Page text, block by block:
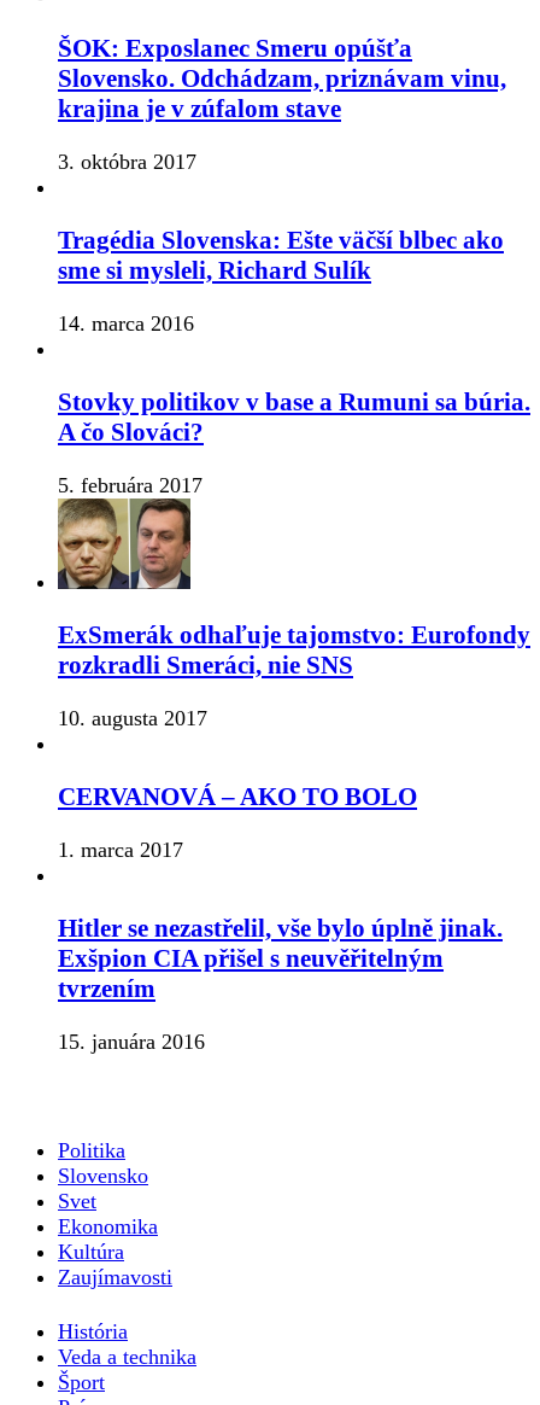
ŠOK: Exposlanec Smeru opúšťa
Slovensko. Odchádzam, priznávam vinu,
krajina je v zúfalom stave
3. októbra 2017
Tragédia Slovenska: Ešte väčší blbec ako
sme si mysleli, Richard Sulík
14. marca 2016
Stovky politikov v base a Rumuni sa búria.
A čo Slováci?
5. februára 2017
ExSmerák odhaľuje tajomstvo: Eurofondy
rozkradli Smeráci, nie SNS
10. augusta 2017
CERVANOVÁ – AKO TO BOLO
1. marca 2017
Hitler se nezastřelil, vše bylo úplně jinak.
Exšpion CIA přišel s neuvěřitelným
tvrzením
15. januára 2016
Politika
Slovensko
Svet
Ekonomika
Kultúra
Zaujímavosti
História
Veda a technika
Šport